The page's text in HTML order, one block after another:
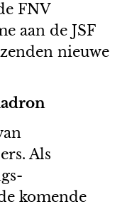
FNV
aan de JSF
nieuwe
Als
komende